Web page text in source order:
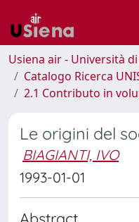
Usiena air - Università di
Catalogo Ricerca
2.1 Contributo in
Le origini del
BIAGIANTI, IVO
1993-01-01
Abstract